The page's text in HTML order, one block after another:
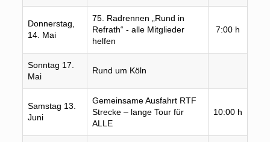
Donnerstag,
14. Mai
75. Radrennen „Rund in
Refrath“ - alle Mitglieder
helfen
7:00 h
Sonntag 17.
Mai
Rund um Köln
Samstag 13.
Juni
Gemeinsame Ausfahrt RTF
Strecke – lange Tour für
ALLE
10:00 h